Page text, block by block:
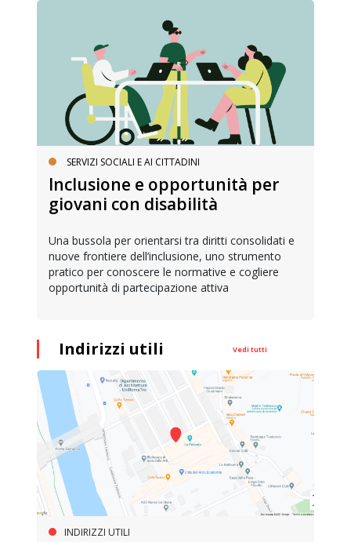
SERVIZI SOCIALI E AI CITTADINI
Inclusione e opportunità per
giovani con disabilità
Una bussola per orientarsi tra diritti consolidati e
nuove frontiere dell’inclusione, uno strumento
pratico per conoscere le normative e cogliere
opportunità di partecipazione attiva
Indirizzi utili Vedi tutti
INDIRIZZI UTILI